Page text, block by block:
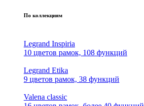
По коллекциям
Legrand Inspiria
10 цветов рамок, 108 функций
Legrand Etika
9 цветов рамок, 38 функций
Valena classic